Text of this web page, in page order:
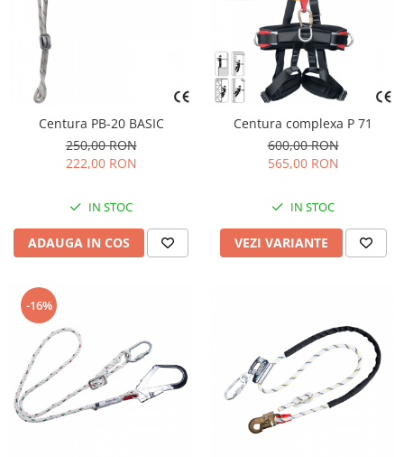
Pompe submersibile
Prim ajutor
Protecția capului
Căști
Protecția respirației
Protecția urechilor
pistoale silicon
Ciocane , clesti si foarfeci
Debitare gresie / faianta si geamuri
Echipamente atelier
Fierastraie si topoare
Gletiere , spacluri si cuttere
Centura PB-20 BASIC
250,00 RON
222,00 RON
IN STOC
ADAUGA IN COS
Centura complexa P 71
600,00 RON
565,00 RON
IN STOC
VEZI VARIANTE
-16%